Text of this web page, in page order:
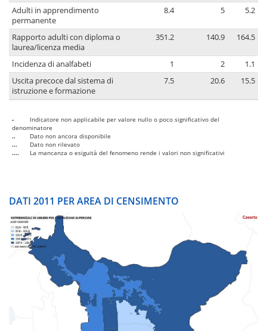
Adulti in apprendimento
permanente
8.4 5 5.2
Rapporto adulti con diploma o
laurea/licenza media
351.2 140.9 164.5
Incidenza di analfabeti 1 2
1.1
Uscita precoce dal sistema di
istruzione e formazione
7.5 20.6 15.5
-
Indicatore non applicabile per valore nullo o poco significativo del
denominatore
..
Dato non ancora disponibile
...
Dato non rilevato
....
La mancanza o esiguità del fenomeno rende i valori non significativi
DATI 2011 PER AREA DI CENSIMENTO